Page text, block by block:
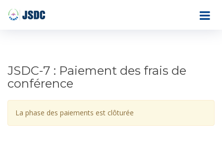
JSDC-7 : Paiement des frais de
conférence
La phase des paiements est clôturée